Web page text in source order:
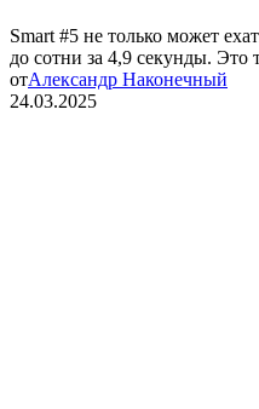
Smart #5 не только может
до сотни за 4,9 секунды. Это
отАлександр Наконечный
24.03.2025